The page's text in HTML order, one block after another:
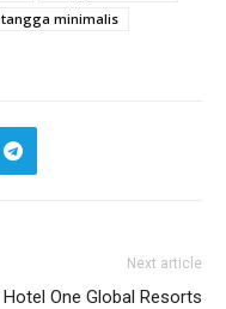
tangga minimalis
Next article
Hotel One Global Resorts